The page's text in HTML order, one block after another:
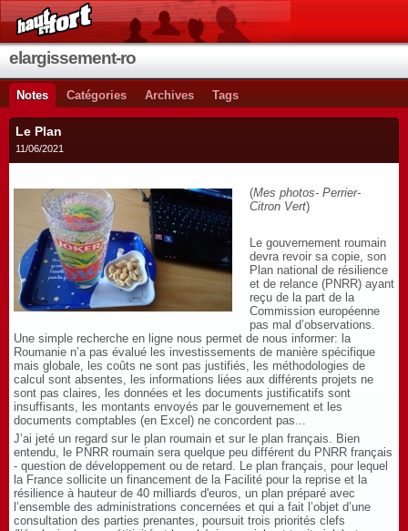
elargissement-ro
Notes Catégories Archives Tags
Le Plan
11/06/2021
(Mes photos- Perrier-
Citron Vert)
Le gouvernement roumain
devra revoir sa copie, son
Plan national de résilience
et de relance (PNRR) ayant
reçu de la part de la
Commission européenne
pas mal d’observations.
Une simple recherche en ligne nous permet de nous informer: la
Roumanie n’a pas évalué les investissements de manière spécifique
mais globale, les coûts ne sont pas justifiés, les méthodologies de
calcul sont absentes, les informations liées aux différents projets ne
sont pas claires, les données et les documents justificatifs sont
insuffisants, les montants envoyés par le gouvernement et les
documents comptables (en Excel) ne concordent pas...
J’ai jeté un regard sur le plan roumain et sur le plan français. Bien
entendu, le PNRR roumain sera quelque peu différent du PNRR français
- question de développement ou de retard. Le plan français, pour lequel
la France sollicite un financement de la Facilité pour la reprise et la
résilience à hauteur de 40 milliards d'euros, un plan préparé avec
l’ensemble des administrations concernées et qui a fait l’objet d’une
consultation des parties prenantes, poursuit trois priorités clefs